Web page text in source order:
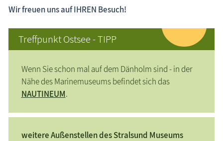
Wir freuen uns auf IHREN Besuch!
Treffpunkt Ostsee - TIPP
Wenn Sie schon mal auf dem Dänholm sind - in der
Nähe des Marinemuseums befindet sich das
NAUTINEUM.
weitere Außenstellen des Stralsund Museums